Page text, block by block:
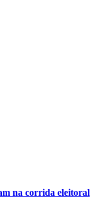
na corrida eleitoral